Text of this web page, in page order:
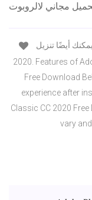
مجاني لالروبوت
2020. Features of
Free Download
experience after
Classic CC 2020
vary